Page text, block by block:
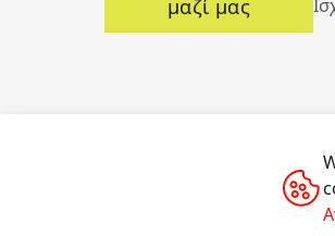
μαζί μας
Με την επιφύλαξη παντός